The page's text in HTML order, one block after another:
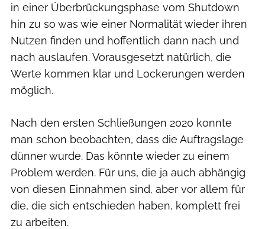
in einer Überbrückungsphase vom Shutdown
hin zu so was wie einer Normalität wieder ihren
Nutzen finden und hoffentlich dann nach und
nach auslaufen. Vorausgesetzt natürlich, die
Werte kommen klar und Lockerungen werden
möglich.
Nach den ersten Schließungen 2020 konnte
man schon beobachten, dass die Auftragslage
dünner wurde. Das könnte wieder zu einem
Problem werden. Für uns, die ja auch abhängig
von diesen Einnahmen sind, aber vor allem für
die, die sich entschieden haben, komplett frei
zu arbeiten.